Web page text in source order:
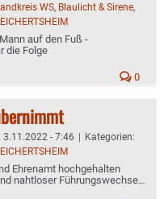
WS, Blaulicht & Sirene,
auf den Fuß -
die Folge
0
3.11.2022 - 7:46 | Kategorien:
Ehrenamt hochgehalten
nahtloser Führungswechsel